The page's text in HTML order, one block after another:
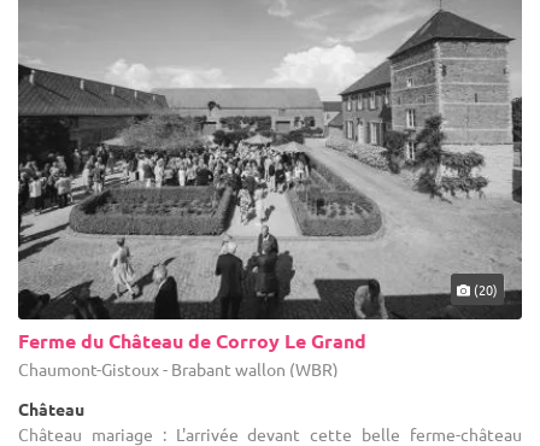
(20)
Ferme du Château de Corroy Le Grand
Chaumont-Gistoux - Brabant wallon (WBR)
Château
Château mariage : L'arrivée devant cette belle ferme-château